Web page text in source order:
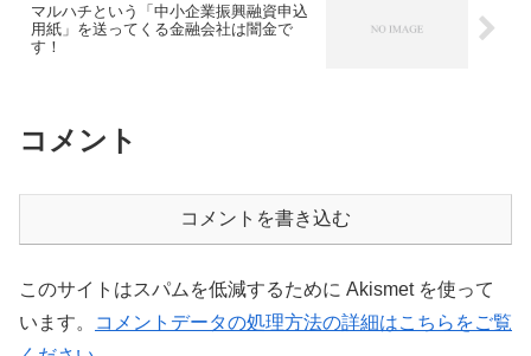
マルハチという「中小企業振興融資申込
用紙」を送ってくる金融会社は闇金で
す！
コメント
コメントを書き込む
このサイトはスパムを低減するために Akismet を使って
います。
コメントデータの処理方法の詳細はこちらをご覧